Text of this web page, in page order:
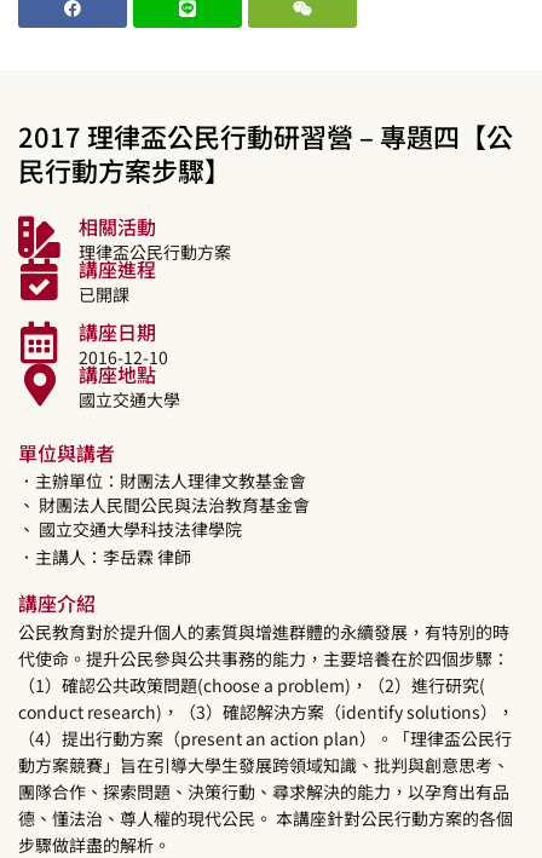
2017 理律盃公民行動研習營 – 專題四【公
民行動方案步驟】
相關活動
理律盃公民行動方案
講座進程
已開課
講座日期
2016-12-10
講座地點
國立交通大學
單位與講者
．主辦單位：財團法人理律文教基金會
、 財團法人民間公民與法治教育基金會
、 國立交通大學科技法律學院
．主講人： 李岳霖律師
講座介紹
公民教育對於提升個人的素質與增進群體的永續發展，有特別的時
代使命。提升公民參與公共事務的能力，主要培養在於四個步驟：
（1）確認公共政策問題(choose a problem)，（2）進行研究(
conduct research)，（3）確認解決方案（identify solutions），
（4）提出行動方案（present an action plan）。「理律盃公民行
動方案競賽」旨在引導大學生發展跨領域知識、批判與創意思考、
團隊合作、探索問題、決策行動、尋求解決的能力，以孕育出有品
德、懂法治、尊人權的現代公民。 本講座針對公民行動方案的各個
步驟做詳盡的解析。